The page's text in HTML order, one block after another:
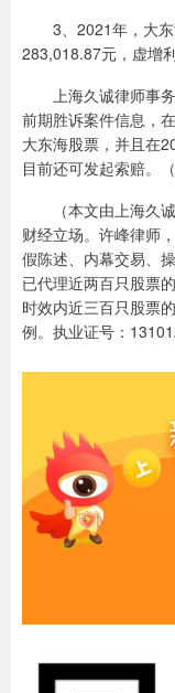
3、2021年，大东
283,018.87元，虚增
上海久诚律师事务
前期胜诉案件信息，
大东海股票，并且在
目前还可发起索赔。
（本文由上海久诚
财经立场。许峰律师
假陈述、内幕交易、
已代理近两百只股票
时效内近三百只股票
例。执业证号：